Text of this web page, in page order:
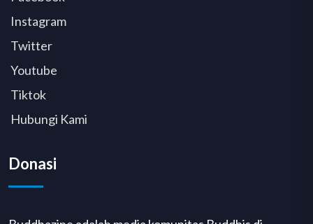
Instagram
Twitter
Youtube
Tiktok
Hubungi Kami
Donasi